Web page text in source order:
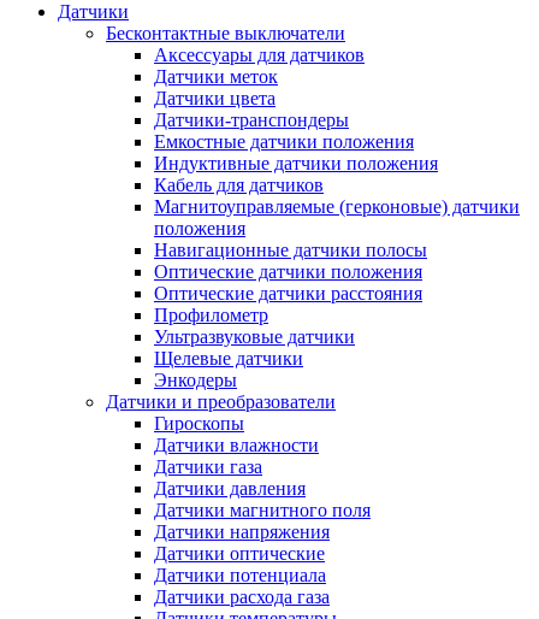
Датчики
Бесконтактные выключатели
Аксессуары для датчиков
Датчики меток
Датчики цвета
Датчики-транспондеры
Емкостные датчики положения
Индуктивные датчики положения
Кабель для датчиков
Магнитоуправляемые (герконовые) датчики
положения
Навигационные датчики полосы
Оптические датчики положения
Оптические датчики расстояния
Профилометр
Ультразвуковые датчики
Щелевые датчики
Энкодеры
Датчики и преобразователи
Гироскопы
Датчики влажности
Датчики газа
Датчики давления
Датчики магнитного поля
Датчики напряжения
Датчики оптические
Датчики потенциала
Датчики расхода газа